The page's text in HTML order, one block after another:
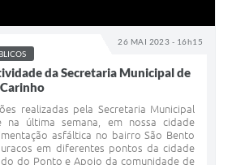
26 MAI 2023 - 16h15
da Secretaria Municipal de
realizadas pela Secretaria Municipal
na última semana, em nossa cidade
asfáltica no bairro São Bento
em diferentes pontos da cidade
do Ponto e Apoio da comunidade de